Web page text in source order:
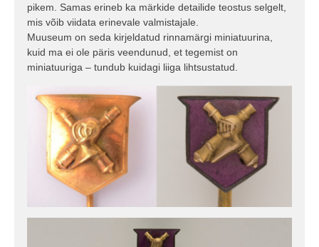
pikem. Samas erineb ka märkide detailide teostus selgelt,
mis võib viidata erinevale valmistajale.
Muuseum on seda kirjeldatud rinnamärgi miniatuurina,
kuid ma ei ole päris veendunud, et tegemist on
miniatuuriga – tundub kuidagi liiga lihtsustatud.